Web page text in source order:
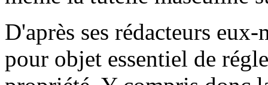
D'après ses rédacteurs
pour objet essentiel de